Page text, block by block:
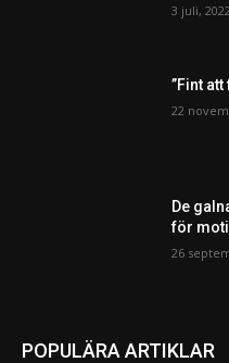
3 juli, 2022
”Fint
22
De
för
26
POPULÄRA ARTIKLAR